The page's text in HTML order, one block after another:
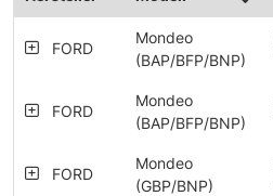
FORD
Mondeo
(BAP/BFP/BNP)
FORD
Mondeo
(BAP/BFP/BNP)
FORD
Mondeo
(GBP/BNP)